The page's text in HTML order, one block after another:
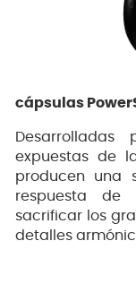
cápsulas
expuestas de
producen una
respuesta de
sacrificar los
detalles